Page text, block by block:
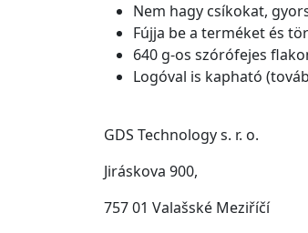
Nem hagy csíkokat,
Fújja be a terméket és
640 g-os szórófejes
Logóval is kapható
GDS Technology s. r. o.
Jiráskova 900,
757 01 Valašské Meziříčí